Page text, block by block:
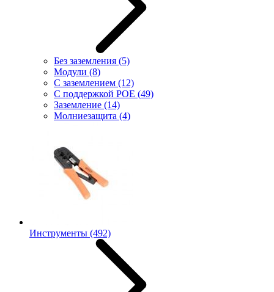
Без заземления (5)
Модули (8)
С заземлением (12)
С поддержкой POE (49)
Заземление (14)
Молниезащита (4)
Инструменты (492)